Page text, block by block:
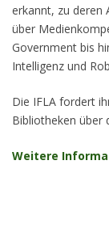
erkannt, zu deren
über
Government bis
Intelligenz und
Die IFLA fordert
Bibliotheken über
Weitere